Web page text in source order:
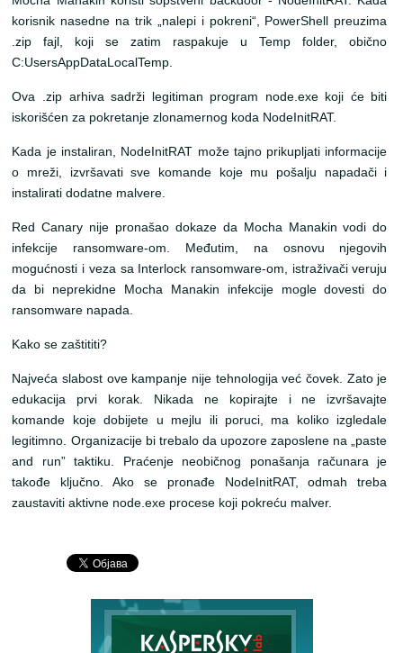
korisnik nasedne na trik „nalepi i pokreni“, PowerShell preuzima
.zip fajl, koji se zatim raspakuje u Temp folder, obično
C:UsersAppDataLocalTemp.
Ova .zip arhiva sadrži legitiman program node.exe koji će biti
iskorišćen za pokretanje zlonamernog koda NodeInitRAT.
Kada je instaliran, NodeInitRAT može tajno prikupljati informacije
o mreži, izvršavati sve komande koje mu pošalju napadači i
instalirati dodatne malvere.
Red Canary nije pronašao dokaze da Mocha Manakin vodi do
infekcije ransomware-om. Međutim, na osnovu njegovih
mogućnosti i veza sa Interlock ransomware-om, istraživači veruju
da bi neprekidne Mocha Manakin infekcije mogle dovesti do
ransomware napada.
Kako se zaštititi?
Najveća slabost ove kampanje nije tehnologija već čovek. Zato je
edukacija prvi korak. Nikada ne kopirajte i ne izvršavajte
komande koje dobijete u mejlu ili poruci, ma koliko izgledale
legitimno. Organizacije bi trebalo da upozore zaposlene na „paste
and run” taktiku. Praćenje neobičnog ponašanja računara je
takođe ključno. Ako se pronađe NodeInitRAT, odmah treba
zaustaviti aktivne node.exe procese koji pokreću malver.